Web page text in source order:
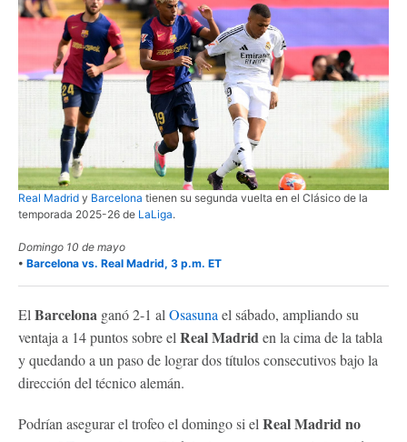
Real Madrid y Barcelona tienen su segunda vuelta en el Clásico de la
temporada 2025-26 de LaLiga.
Domingo 10 de mayo
• Barcelona vs. Real Madrid, 3 p.m. ET
El Barcelona ganó 2-1 al Osasuna el sábado, ampliando su
ventaja a 14 puntos sobre el Real Madrid en la cima de la tabla
y quedando a un paso de lograr dos títulos consecutivos bajo la
dirección del técnico alemán.
Podrían asegurar el trofeo el domingo si el Real Madrid no